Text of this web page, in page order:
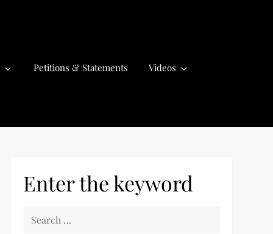
Petitions & Statements Videos
Enter the keyword